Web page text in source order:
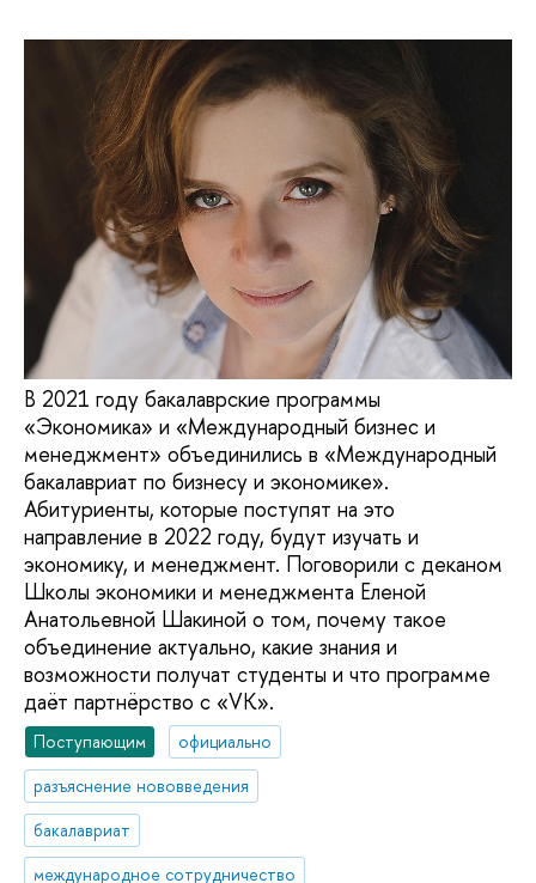
В 2021 году бакалаврские программы
«Экономика» и «Международный бизнес и
менеджмент» объединились в «Международный
бакалавриат по бизнесу и экономике».
Абитуриенты, которые поступят на это
направление в 2022 году, будут изучать и
экономику, и менеджмент. Поговорили с деканом
Школы экономики и менеджмента Еленой
Анатольевной Шакиной о том, почему такое
объединение актуально, какие знания и
возможности получат студенты и что программе
даёт партнёрство с «VK».
Поступающим
официально
разъяснение нововведения
бакалавриат
международное сотрудничество